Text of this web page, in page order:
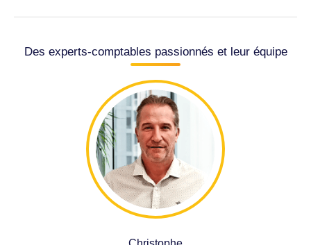
Des experts-comptables passionnés et leur équipe